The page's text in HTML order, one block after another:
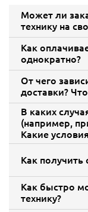
Может ли
технику на
Как
однократно?
От чего
доставки?
В каких
(например,
Какие
Как получить
Как быстро
технику?